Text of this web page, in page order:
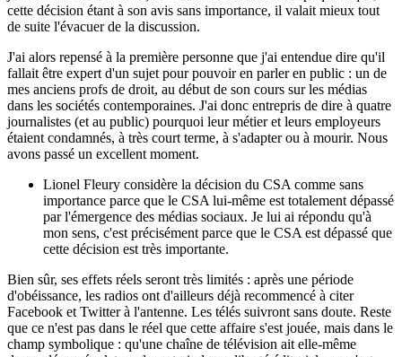
cette décision étant à son avis sans importance, il valait mieux tout
de suite l'évacuer de la discussion.
J'ai alors repensé à la première personne que j'ai entendue dire qu'il
fallait être expert d'un sujet pour pouvoir en parler en public : un de
mes anciens profs de droit, au début de son cours sur les médias
dans les sociétés contemporaines. J'ai donc entrepris de dire à quatre
journalistes (et au public) pourquoi leur métier et leurs employeurs
étaient condamnés, à très court terme, à s'adapter ou à mourir. Nous
avons passé un excellent moment.
Lionel Fleury considère la décision du CSA comme sans
importance parce que le CSA lui-même est totalement dépassé
par l'émergence des médias sociaux. Je lui ai répondu qu'à
mon sens, c'est précisément parce que le CSA est dépassé que
cette décision est très importante.
Bien sûr, ses effets réels seront très limités : après une période
d'obéissance, les radios ont d'ailleurs déjà recommencé à citer
Facebook et Twitter à l'antenne. Les télés suivront sans doute. Reste
que ce n'est pas dans le réel que cette affaire s'est jouée, mais dans le
champ symbolique : qu'une chaîne de télévision ait elle-même